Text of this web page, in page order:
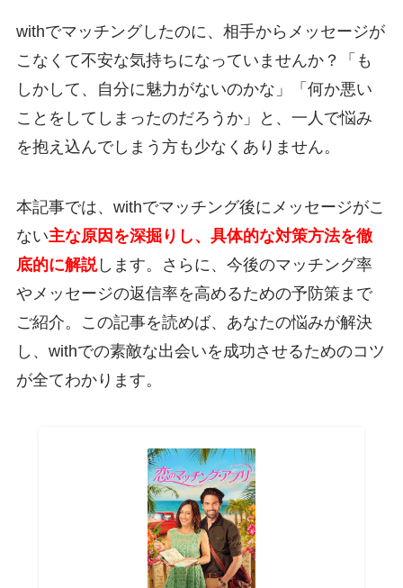
withでマッチングしたのに、相手からメッセージが
こなくて不安な気持ちになっていませんか？「も
しかして、自分に魅力がないのかな」「何か悪い
ことをしてしまったのだろうか」と、一人で悩み
を抱え込んでしまう方も少なくありません。
本記事では、withでマッチング後にメッセージがこ
ない主な原因を深掘りし、具体的な対策方法を徹
底的に解説します。さらに、今後のマッチング率
やメッセージの返信率を高めるための予防策まで
ご紹介。この記事を読めば、あなたの悩みが解決
し、withでの素敵な出会いを成功させるためのコツ
が全てわかります。